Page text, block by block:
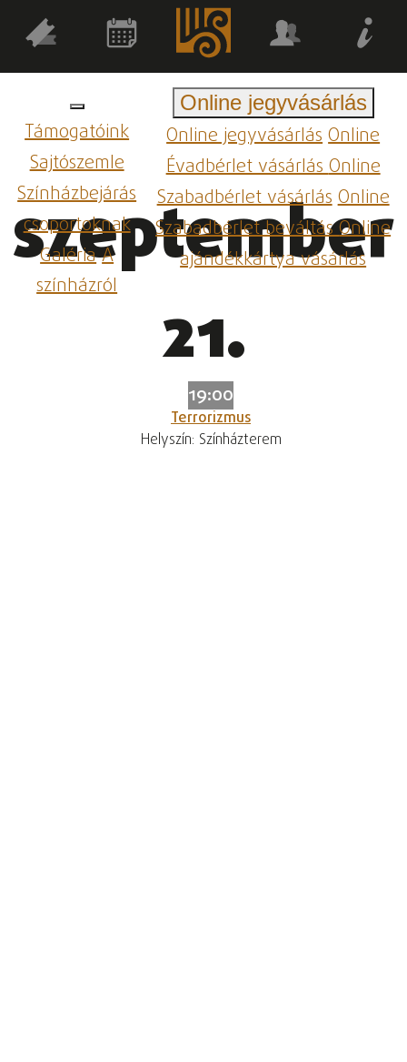
Támogatóink
Sajtószemle
Színházbejárás
csoportoknak
GalériaA
színházról
Online jegyvásárlás
Online jegyvásárlásOnline
Évadbérlet vásárlásOnline
Szabadbérlet vásárlásOnline
Szabadbérlet beváltásOnline
ajándékkártya vásárlás
szeptember
21.
19:00
Terrorizmus
Helyszín: Színházterem